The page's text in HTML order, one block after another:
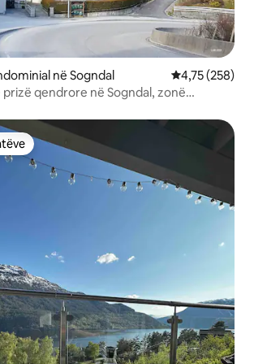
në Sogndal Vlerësimi
4,75 (258)
qendrore në Sogndal, zonë